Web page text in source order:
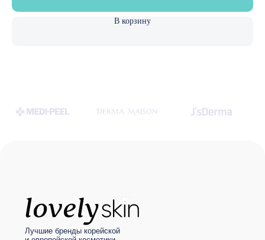
В корзину
© LOVELY SKIN 2021 Разработка сайта